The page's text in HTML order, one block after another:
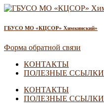
ГБУСО МО «КЦСОР» Химкинский»
Форма обратной связи
КОНТАКТЫ
ПОЛЕЗНЫЕ ССЫЛКИ
КОНТАКТЫ
ПОЛЕЗНЫЕ ССЫЛКИ